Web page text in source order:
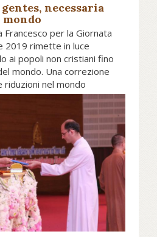
necessaria
mondo
Francesco per la Giornata
2019 rimette in luce
ai popoli non cristiani fino
mondo. Una correzione
riduzioni nel mondo
e ai relativismi della
La missione non è solo
“Il dilagante secolarismo…
fraternità universale”.
parole di papa